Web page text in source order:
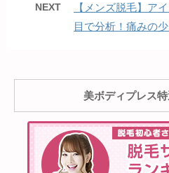
NEXT
【メンズ脱毛】ア
目で分析！痛みの
美ボディプレス